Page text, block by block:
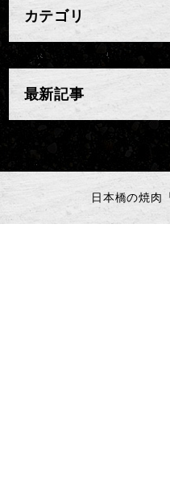
カテゴリ
最新記事
日本橋の焼肉